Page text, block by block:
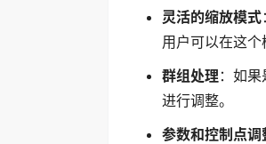
灵活的缩放模式
用户可以在这个
群组处理 ：如
进行调整。
参数和控制点调